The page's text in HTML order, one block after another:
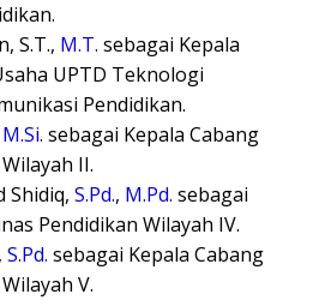
S.T., M.T. sebagai Kepala
UPTD Teknologi
Pendidikan.
M.Si. sebagai Kepala Cabang
II.
Shidiq, S.Pd., M.Pd. sebagai
Pendidikan Wilayah IV.
S.Pd. sebagai Kepala Cabang
V.